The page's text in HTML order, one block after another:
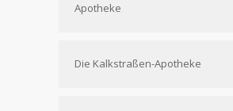
Apotheke
Die Kalkstraßen-Apotheke